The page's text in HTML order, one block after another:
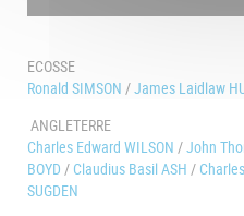
ECOSSE
Ronald SIMSON /James Laidlaw
ANGLETERRE
Charles Edward WILSON /John
BOYD / Claudius Basil ASH /
SUGDEN